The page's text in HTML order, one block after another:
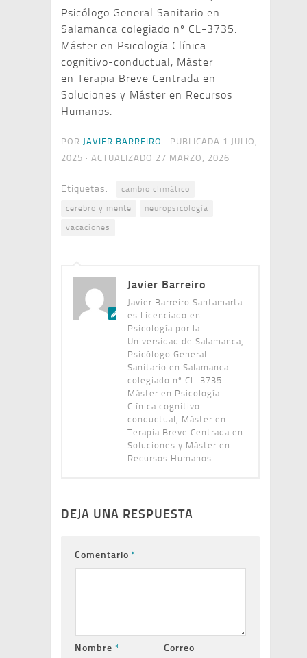
Psicólogo General Sanitario en
Salamanca colegiado nº CL-3735.
Máster en Psicología Clínica
cognitivo-conductual, Máster
en Terapia Breve Centrada en
Soluciones y Máster en Recursos
Humanos.
POR JAVIER BARREIRO · PUBLICADA 1 JULIO,
2025 · ACTUALIZADO 27 MARZO, 2026
Etiquetas:
cambio climático
cerebro y mente
neuropsicología
vacaciones
Javier Barreiro
Javier Barreiro Santamarta
es Licenciado en
Psicología por la
Universidad de Salamanca,
Psicólogo General
Sanitario en Salamanca
colegiado nº CL-3735.
Máster en Psicología
Clínica cognitivo-
conductual, Máster en
Terapia Breve Centrada en
Soluciones y Máster en
Recursos Humanos.
DEJA UNA RESPUESTA
Comentario *
Nombre *
Correo